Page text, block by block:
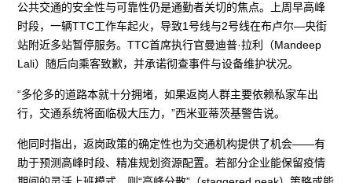
公共交通的安全性与可靠性仍是通勤者关切的焦点。上周早高峰
时段，一辆TTC工作车起火，导致1号线与2号线在布卢尔—央街
站附近多站暂停服务。TTC首席执行官曼迪普·拉利（Mandeep
Lali）随后向乘客致歉，并承诺彻查事件与设备维护状况。
“多伦多的道路本就十分拥堵，如果返岗人群主要依赖私家车出
行，交通系统将面临极大压力，”西米亚蒂茨基警告说。
他同时指出，返岗政策的确定性也为交通机构提供了机会——有
助于预测高峰时段、精准规划资源配置。若部分企业能保留疫情